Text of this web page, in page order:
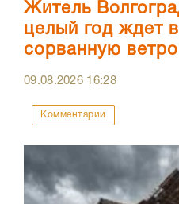
Житель
целый год ждет
сорванную
09.08.2026 16:28
Комментарии